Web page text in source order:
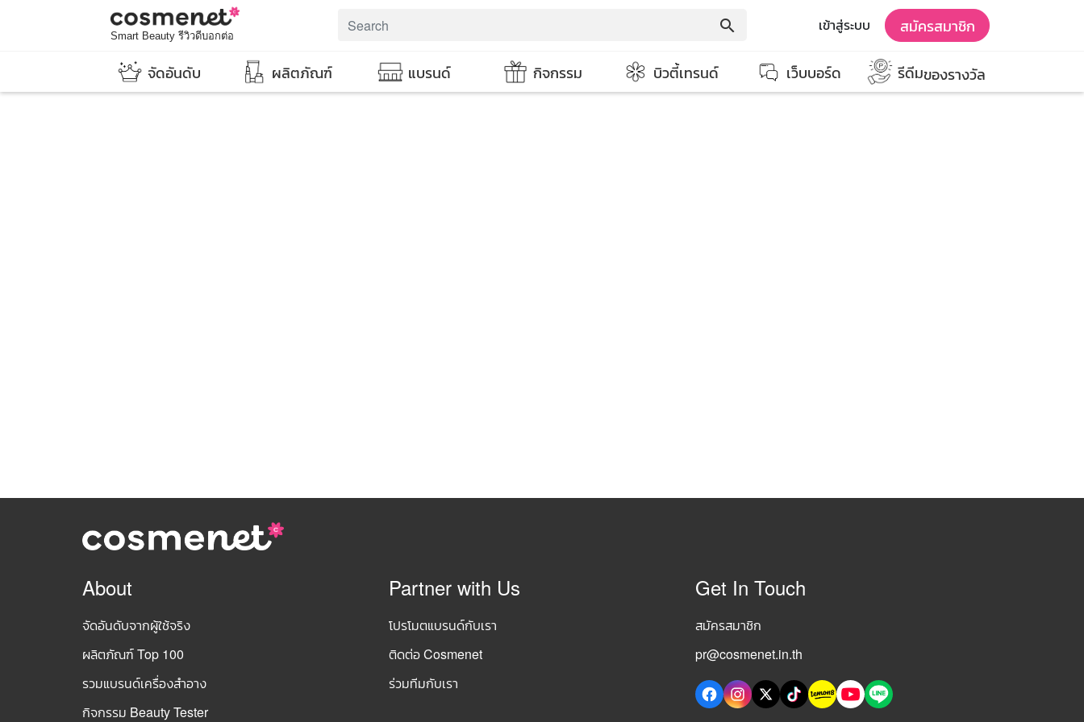
Smart Beauty รีวิวดีบอกต่อ
search เข้าสู่ระบบ สมัครสมาชิก
จัดอันดับ ผลิตภัณฑ์ แบรนด์ กิจกรรม บิวตี้เทรนด์ เว็บบอร์ด รีดีมของรางวัล
About
จัดอันดับจากผู้ใช้จริง
ผลิตภัณฑ์ Top 100
รวมแบรนด์เครื่องสำอาง
กิจกรรม Beauty Tester
Partner with Us
โปรโมตแบรนด์กับเรา
ติดต่อ Cosmenet
ร่วมทีมกับเรา
Get In Touch
สมัครสมาชิก
pr@cosmenet.in.th